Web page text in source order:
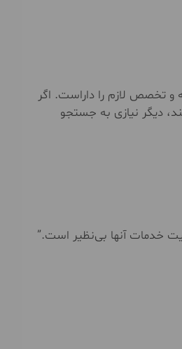
و تخصص لازم را داراست. اگر
دیگر نیازی به جستجو
خدمات آنها بی‌نظیر است.”